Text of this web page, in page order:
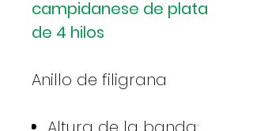
campidanese de plata
de 4 hilos
Anillo de filigrana